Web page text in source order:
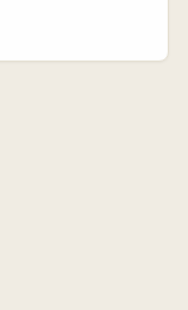
jeftiniji CPM sa
izvor